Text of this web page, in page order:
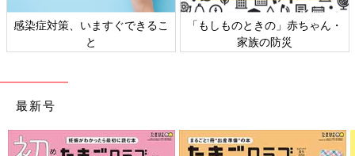
「長男が処方されていたのは、ぜんそくの発作が起きないように
ただ、メンテナンスで毎日使う長期管理薬はステロイドと聞き、
最初、親としては少し不安があって…。症状を落ち着かせるため
には使うべきという気持ちと、強い薬を小さな子どもに使って本
感染症対策、いますぐできるこ
と
「もしものときの」赤ちゃん・
家族の防災
最新号